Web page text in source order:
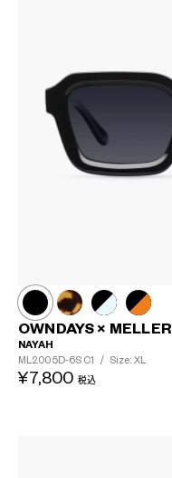
OWNDAYS × MELLER
NAYAH
ML2005D-6S C1 / Size: XL
¥7,800 税込